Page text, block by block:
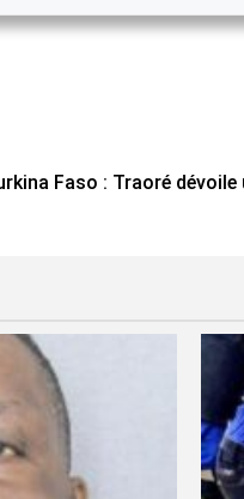
Faso : Traoré